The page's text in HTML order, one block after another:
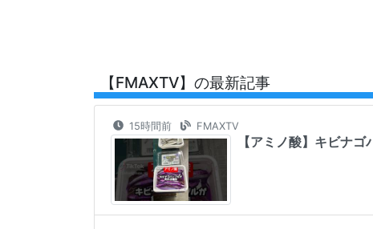
【FMAXTV】の最新記事
15時間前 FMAXTV
【アミノ酸】キビナ